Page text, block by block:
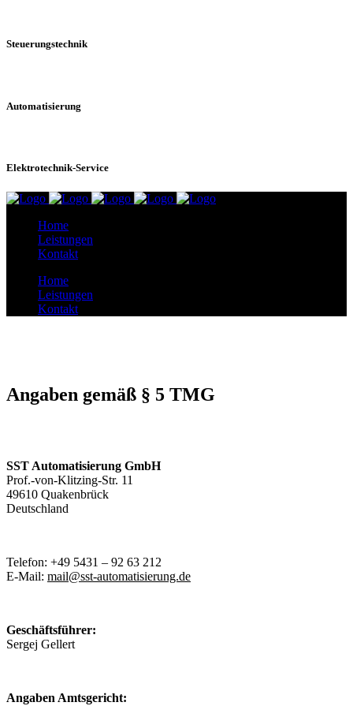
Steuerungstechnik
Automatisierung
Elektrotechnik-Service
Home
Leistungen
Kontakt
Home
Leistungen
Kontakt
Angaben gemäß § 5 TMG
SST Automatisierung GmbH
Prof.-von-Klitzing-Str. 11
49610 Quakenbrück
Deutschland
Telefon: +49 5431 – 92 63 212
E-Mail: mail@sst-automatisierung.de
Geschäftsführer:
Sergej Gellert
Angaben Amtsgericht: